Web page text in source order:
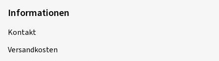
Informationen
Kontakt
Versandkosten